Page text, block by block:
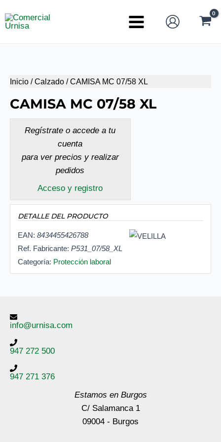
al
Main
Inicio /Calzado / CAMISA MC 07/58 XL
CAMISA MC 07/58 XL
Regístrate o accede a tu
cuenta
para ver precios y realizar
pedidos
Acceso y registro
DETALLE DEL PRODUCTO
EAN: 8434455426788
Ref. Fabricante: P531_07/58_XL
Categoría: Protección laboral
info@urnisa.com
947 272 500
947 271 376
Estamos en Burgos
C/ Salamanca 1
09004 - Burgos